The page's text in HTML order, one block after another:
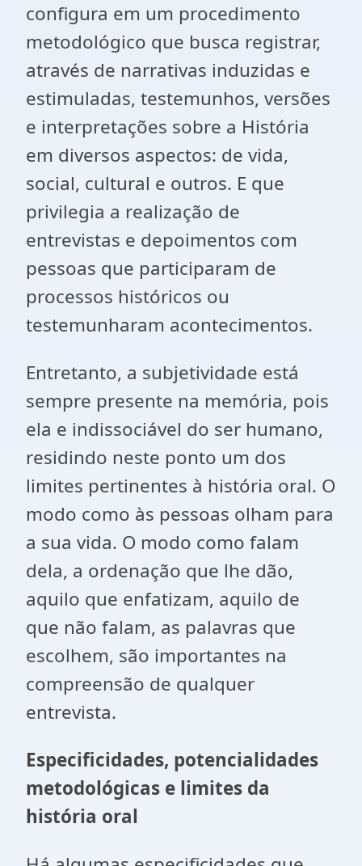
configura em um procedimento
metodológico que busca registrar,
através de narrativas induzidas e
estimuladas, testemunhos, versões
e interpretações sobre a História
em diversos aspectos: de vida,
social, cultural e outros. E que
privilegia a realização de
entrevistas e depoimentos com
pessoas que participaram de
processos históricos ou
testemunharam acontecimentos.
Entretanto, a subjetividade está
sempre presente na memória, pois
ela e indissociável do ser humano,
residindo neste ponto um dos
limites pertinentes à história oral. O
modo como às pessoas olham para
a sua vida. O modo como falam
dela, a ordenação que lhe dão,
aquilo que enfatizam, aquilo de
que não falam, as palavras que
escolhem, são importantes na
compreensão de qualquer
entrevista.
Especificidades, potencialidades
metodológicas e limites da
história oral